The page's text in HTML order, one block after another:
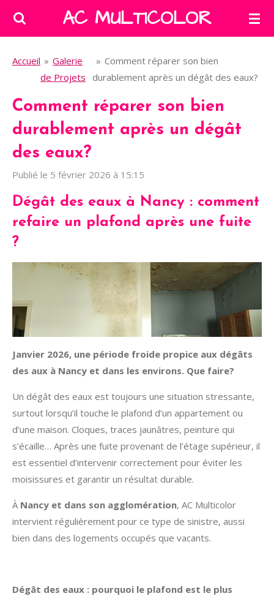
Passer
principal
AC MULTICOLOR
Accueil » Galerie
de Projets
» Comment réparer son bien
durablement après un dégât des eaux?
Comment réparer son bien
durablement après un dégât
des eaux?
Publié le 5 février 2026 à 15:15
Dégât des eaux à Nancy : comment
refaire un plafond après une fuite
?
Janvier 2026, une période froide propice aux dégâts
des aux à Nancy et dans les environs. Que faire?
Un dégât des eaux est toujours une situation stressante,
surtout lorsqu’il touche le plafond d’un appartement ou
d’une maison. Cloques, traces jaunâtres, peinture qui
s’écaille… Après une fuite provenant de l’étage supérieur, il
est essentiel d’intervenir correctement pour éviter les
moisissures et garantir un résultat durable.
À Nancy et dans son agglomération, AC Multicolor
intervient régulièrement pour ce type de sinistre, aussi
bien dans des logements occupés que vacants.
Dégât des eaux : pourquoi le plafond est le plus